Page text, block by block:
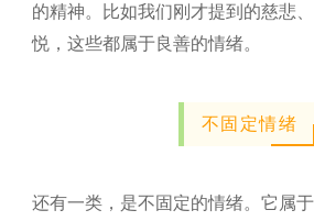
的精神。比如我们刚才提到的慈悲
悦，这些都属于良善的情绪。
不固定情绪
还有一类，是不固定的情绪。它属